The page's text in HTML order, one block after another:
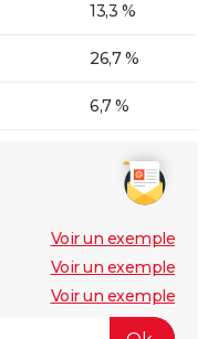
13,3 %
26,7 %
6,7 %
Voir un exemple
Voir un exemple
Voir un exemple